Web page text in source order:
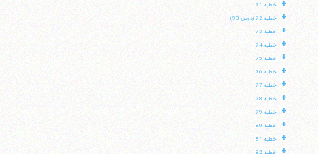
+ خطبه 71
+ خطبه 72 (درس 98)
+ خطبه 73
+ خطبه 74
+ خطبه 75
+ خطبه 76
+ خطبه 77
+ خطبه 78
+ خطبه 79
+ خطبه 80
+ خطبه 81